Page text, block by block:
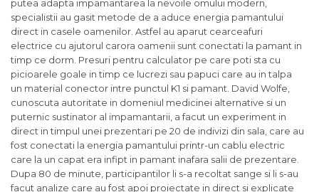
putea adapta impamantarea la nevoile omului modern,
specialistii au gasit metode de a aduce energia pamantului
direct in casele oamenilor. Astfel au aparut cearceafuri
electrice cu ajutorul carora oamenii sunt conectati la pamant in
timp ce dorm. Presuri pentru calculator pe care poti sta cu
picioarele goale in timp ce lucrezi sau papuci care au in talpa
un material conector intre punctul K1 si pamant. David Wolfe,
cunoscuta autoritate in domeniul medicinei alternative si un
puternic sustinator al impamantarii, a facut un experiment in
direct in timpul unei prezentari pe 20 de indivizi din sala, care au
fost conectati la energia pamantului printr-un cablu electric
care la un capat era infipt in pamant inafara salii de prezentare.
Dupa 80 de minute, participantilor li s-a recoltat sange si li s-au
facut analize care au fost apoi proiectate in direct si explicate